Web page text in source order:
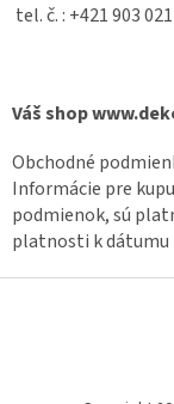
tel. č. : +421 903
Váš shop
Obchodné
Informácie pre
podmienok, sú
platnosti k dátumu